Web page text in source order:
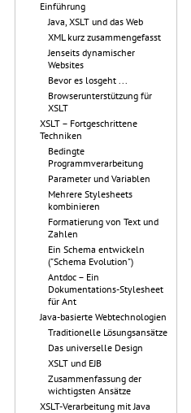
Einführung
Java, XSLT und das Web
XML kurz zusammengefasst
Jenseits dynamischer
Websites
Bevor es losgeht ...
Browserunterstützung für
XSLT
XSLT – Fortgeschrittene
Techniken
Bedingte
Programmverarbeitung
Parameter und Variablen
Mehrere Stylesheets
kombinieren
Formatierung von Text und
Zahlen
Ein Schema entwickeln
("Schema Evolution")
Antdoc – Ein
Dokumentations-Stylesheet
für Ant
Java-basierte Webtechnologien
Traditionelle Lösungsansätze
Das universelle Design
XSLT und EJB
Zusammenfassung der
wichtigsten Ansätze
XSLT-Verarbeitung mit Java